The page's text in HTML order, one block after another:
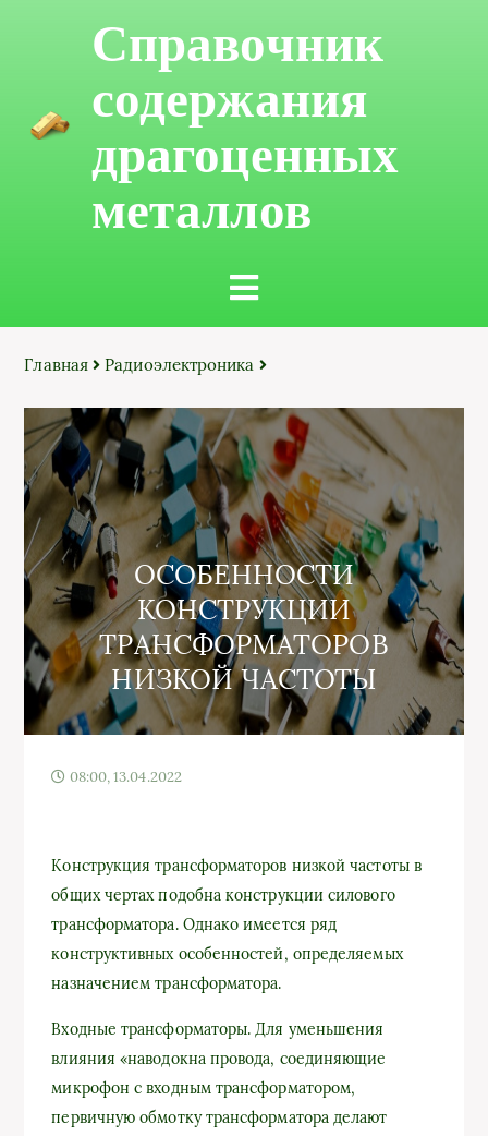
Справочник
содержания
драгоценных
металлов
Главная Радиоэлектроника
ОСОБЕННОСТИ
КОНСТРУКЦИИ
ТРАНСФОРМАТОРОВ
НИЗКОЙ ЧАСТОТЫ
08:00, 13.04.2022
Конструкция трансформаторов низкой частоты в
общих чертах подобна конструкции силового
трансформатора. Однако имеется ряд
конструктивных особенностей, определяемых
назначением трансформатора.
Входные трансформаторы. Для уменьшения
влияния «наводокна провода, соединяющие
микрофон с входным трансформатором,
первичную обмотку трансформатора делают